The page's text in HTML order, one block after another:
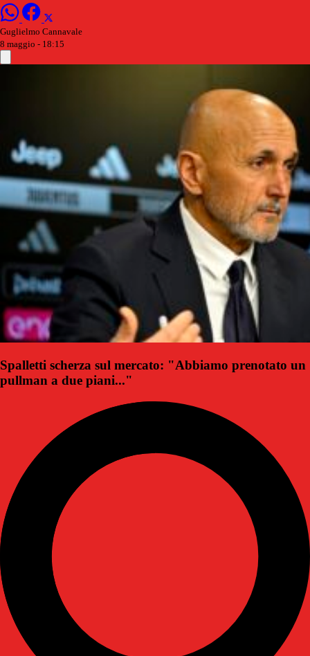
Guglielmo Cannavale
8 maggio - 18:15
Spalletti scherza sul mercato: "Abbiamo prenotato un
pullman a due piani..."